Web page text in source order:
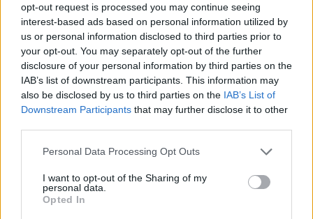
opt-out request is processed you may continue seeing
interest-based ads based on personal information utilized by
us or personal information disclosed to third parties prior to
your opt-out. You may separately opt-out of the further
disclosure of your personal information by third parties on the
IAB’s list of downstream participants. This information may
also be disclosed by us to third parties on the IAB’s List of
Downstream Participants that may further disclose it to other
Personal Data Processing Opt Outs
I want to opt-out of the Sharing of my
personal data.
Opted In
őrölt bors
1 csokor petrezselyem